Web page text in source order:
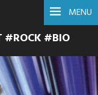
MENU
#ROCK #BIO